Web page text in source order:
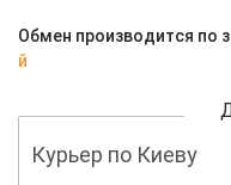
Обмен производится по
й
Курьер по Киеву